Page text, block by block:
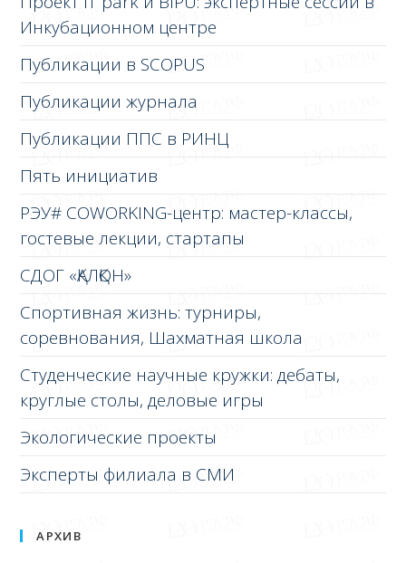
Инкубационном центре
Публикации в SCOPUS
Публикации журнала
Публикации ППС в РИНЦ
Пять инициатив
РЭУ# COWORKING-центр: мастер-классы,
гостевые лекции, стартапы
СДОГ «ҚАЛҚОН»
Спортивная жизнь: турниры,
соревнования, Шахматная школа
Студенческие научные кружки: дебаты,
круглые столы, деловые игры
Экологические проекты
Эксперты филиала в СМИ
АРХИВ